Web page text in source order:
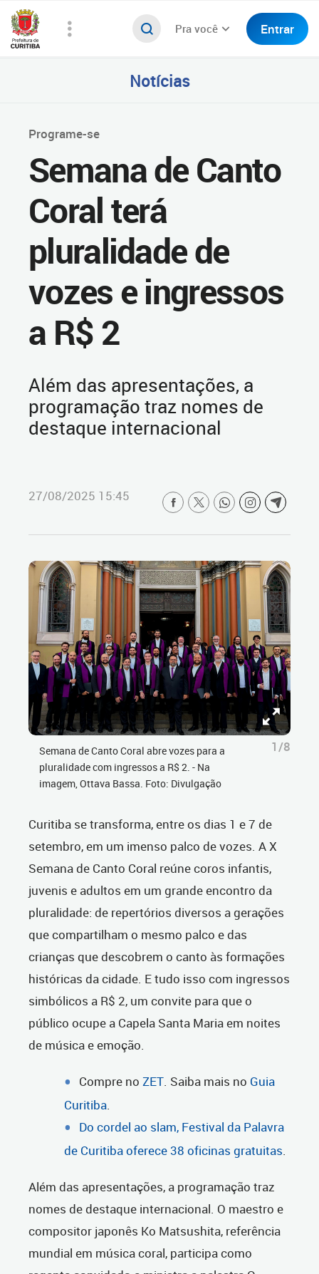
Pra você Entrar
Notícias
Programe-se
Semana de Canto
Coral terá
pluralidade de
vozes e ingressos
a R$ 2
Além das apresentações, a
programação traz nomes de
destaque internacional
27/08/2025 15:45
Semana de Canto Coral abre vozes para a
pluralidade com ingressos a R$ 2. - Na
imagem, Ottava Bassa. Foto: Divulgação
1/8
Curitiba se transforma, entre os dias 1 e 7 de
setembro, em um imenso palco de vozes. A X
Semana de Canto Coral reúne coros infantis,
juvenis e adultos em um grande encontro da
pluralidade: de repertórios diversos a gerações
que compartilham o mesmo palco e das
crianças que descobrem o canto às formações
históricas da cidade. E tudo isso com ingressos
simbólicos a R$ 2, um convite para que o
público ocupe a Capela Santa Maria em noites
de música e emoção.
Compre no ZET. Saiba mais no Guia
Curitiba.
Do cordel ao slam, Festival da Palavra
de Curitiba oferece 38 oficinas gratuitas.
Além das apresentações, a programação traz
nomes de destaque internacional. O maestro e
compositor japonês Ko Matsushita, referência
mundial em música coral, participa como